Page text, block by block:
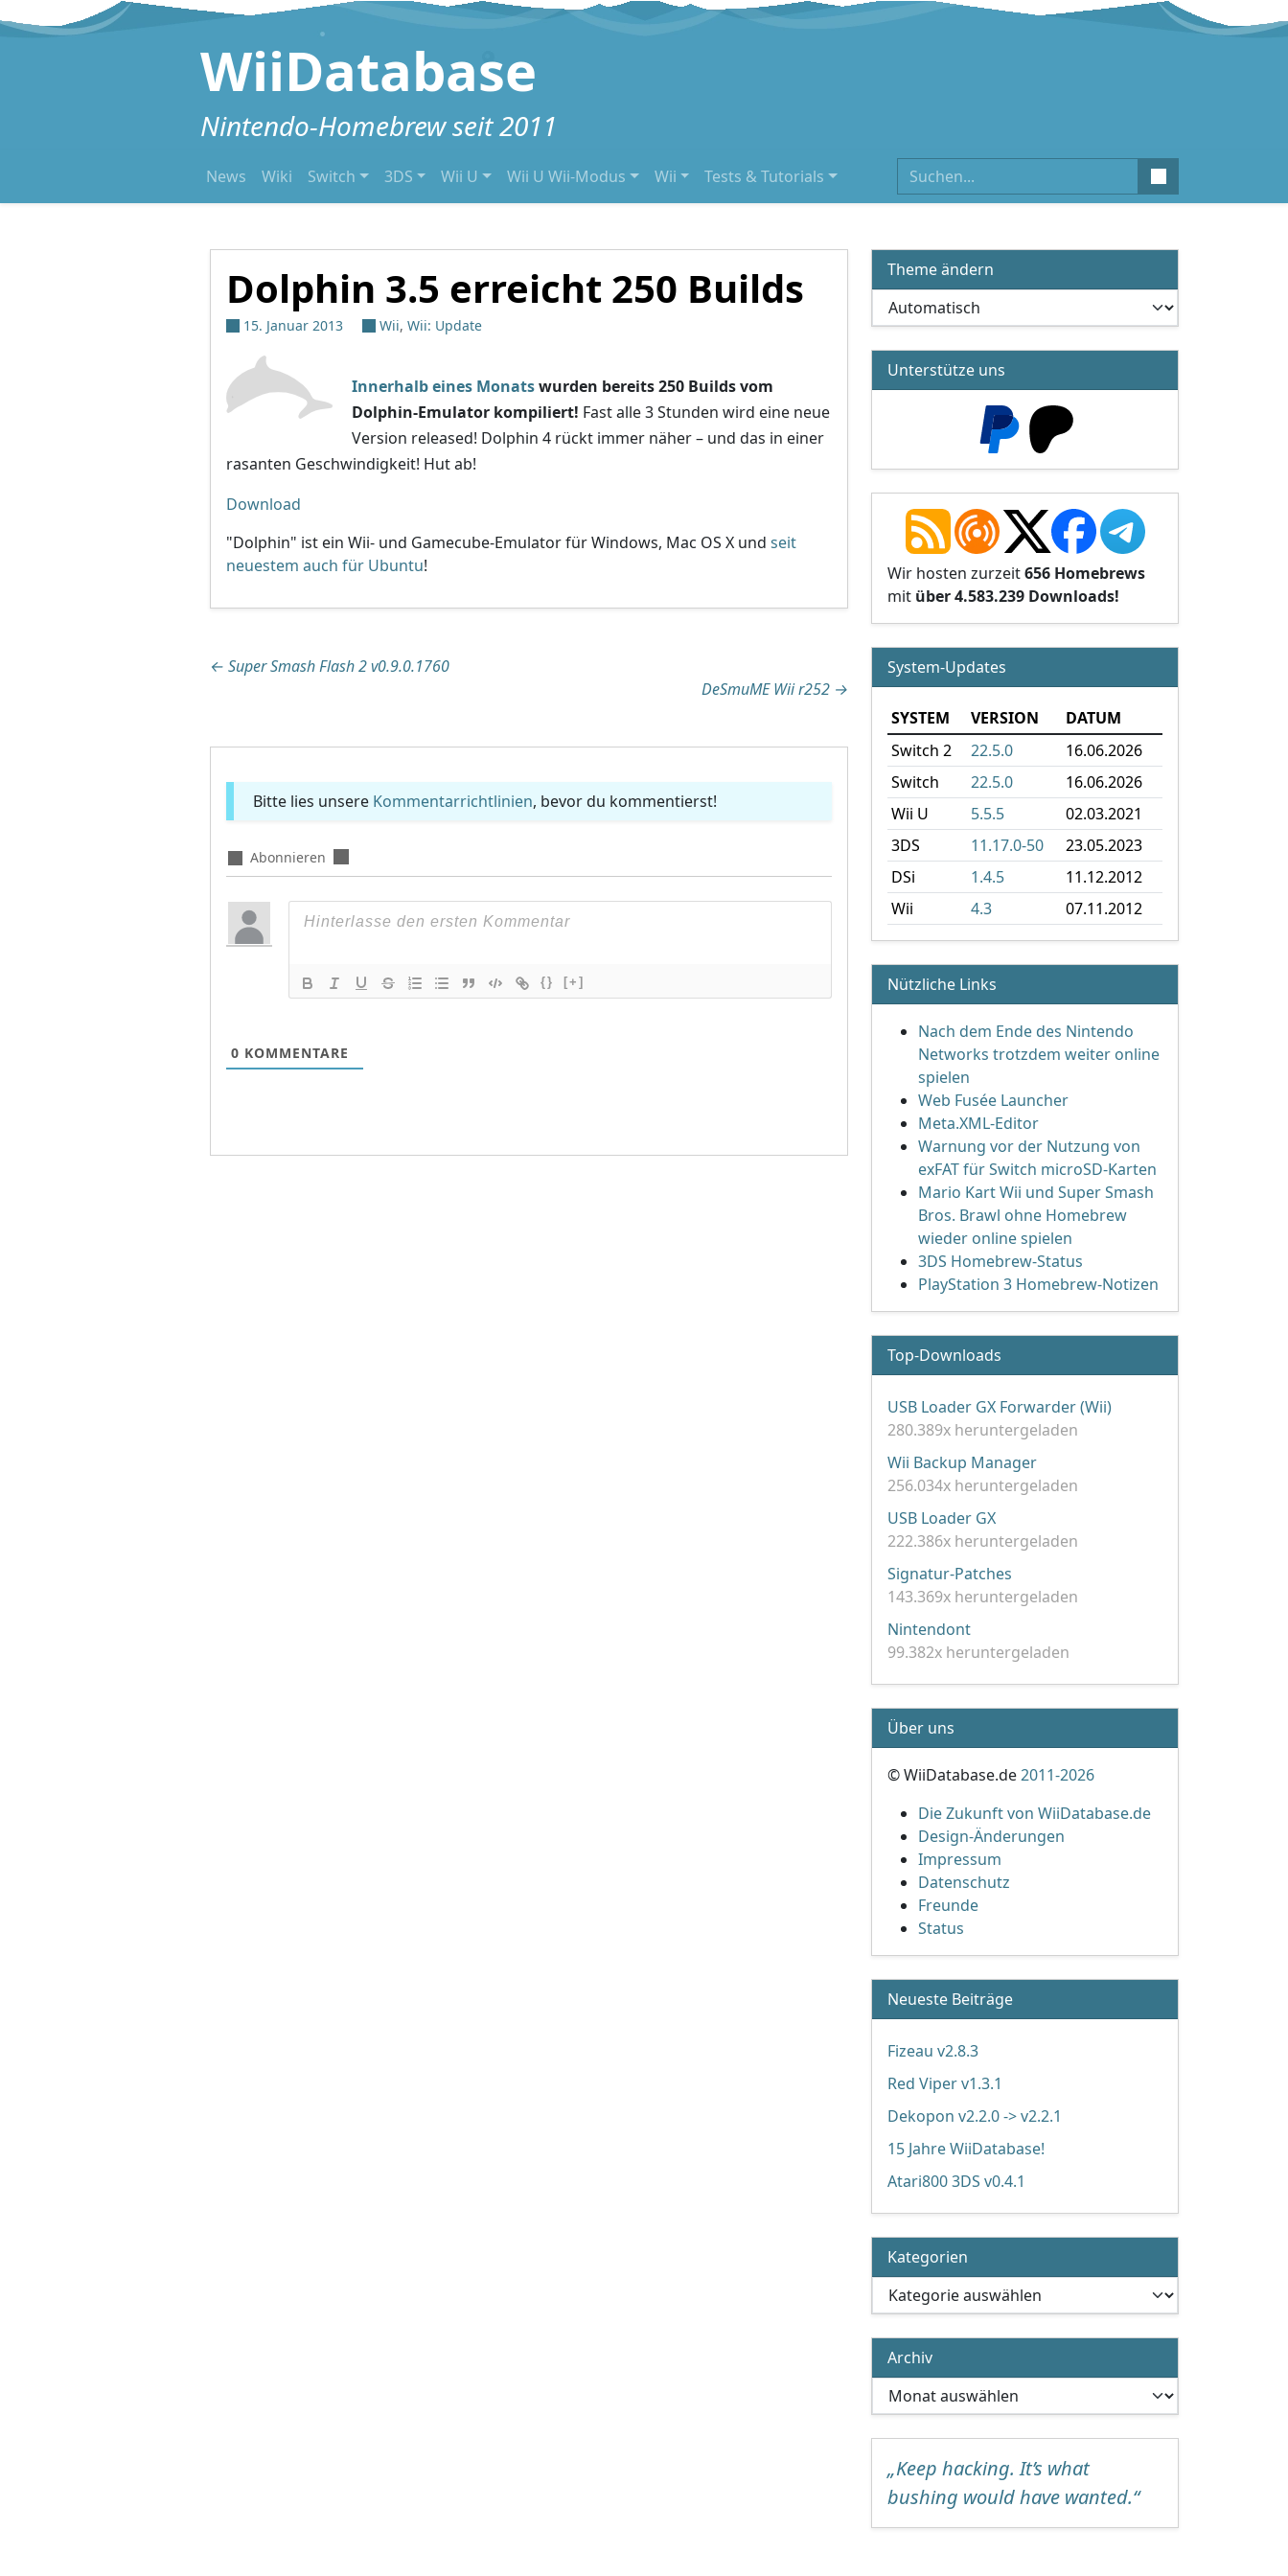
Zum Inhalt springen
WiiDatabase
Nintendo-Homebrew seit 2011
News Wiki Switch 3DS Wii U Wii U Wii-Modus Wii Tests & Tutorials Suchen
Dolphin 3.5 erreicht 250 Builds
15. Januar 2013 Wii, Wii: Update
Innerhalb eines Monatswurden bereits 250 Builds vom
Dolphin-Emulator kompiliert! Fast alle 3 Stunden wird eine neue
Version released! Dolphin 4 rückt immer näher – und das in einer
rasanten Geschwindigkeit! Hut ab!
Download
"Dolphin" ist ein Wii- und Gamecube-Emulator für Windows, Mac OS X und seit
neuestem auch für Ubuntu!
Beitragsnavigation
← Super Smash Flash 2 v0.9.0.1760
DeSmuME Wii r252 →
Bitte lies unsere Kommentarrichtlinien, bevor du kommentierst!
Abonnieren
{} [+]
0 KOMMENTARE
Theme ändern
Unterstütze uns
Wir hosten zurzeit656 Homebrews
mit über 4.583.239 Downloads!
System-Updates
SYSTEM VERSION
DATUM
Switch 2
22.5.0
16.06.2026
Switch
22.5.0
16.06.2026
Wii U
5.5.5
02.03.2021
3DS
11.17.0-50
23.05.2023
DSi
1.4.5
11.12.2012
Wii
4.3 07.11.2012
Nützliche Links
Nach dem Ende des Nintendo
Networks trotzdem weiter online
spielen
Web Fusée Launcher
Meta.XML-Editor
Warnung vor der Nutzung von
exFAT für Switch microSD-Karten
Mario Kart Wii und Super Smash
Bros. Brawl ohne Homebrew
wieder online spielen
3DS Homebrew-Status
PlayStation 3 Homebrew-Notizen
Top-Downloads
USB Loader GX Forwarder (Wii)
280.389x heruntergeladen
Wii Backup Manager
256.034x heruntergeladen
USB Loader GX
222.386x heruntergeladen
Signatur-Patches
143.369x heruntergeladen
Nintendont
99.382x heruntergeladen
Über uns
© WiiDatabase.de2011-2026
Die Zukunft von WiiDatabase.de
Design-Änderungen
Impressum
Datenschutz
Freunde
Status
Neueste Beiträge
Fizeau v2.8.3
Red Viper v1.3.1
Dekopon v2.2.0 -> v2.2.1
15 Jahre WiiDatabase!
Atari800 3DS v0.4.1
Kategorien
Kategorien
Archiv
Archiv
„Keep hacking. It’s what
bushing would have wanted.“